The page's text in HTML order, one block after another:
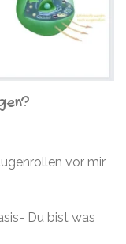
vor mir
Du bist was